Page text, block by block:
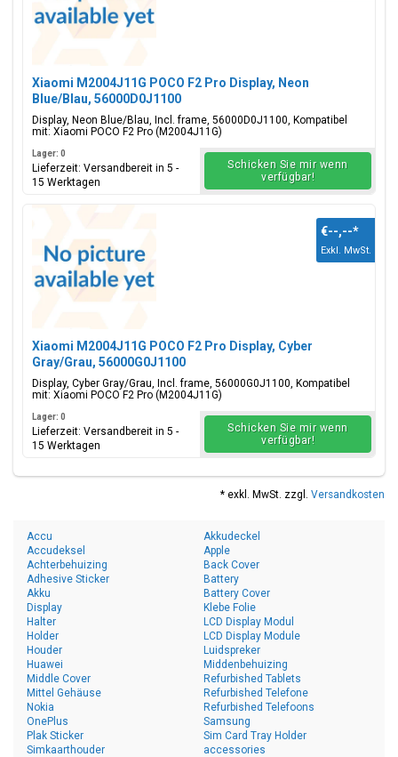
Xiaomi M2004J11G POCO F2 Pro Display, Neon
Blue/Blau, 56000D0J1100
Display, Neon Blue/Blau, Incl. frame, 56000D0J1100, Kompatibel
mit: Xiaomi POCO F2 Pro (M2004J11G)
Lager: 0
Lieferzeit: Versandbereit in 5 -
15 Werktagen
Schicken Sie mir wenn
verfügbar!
Xiaomi M2004J11G POCO F2 Pro Display, Cyber
Gray/Grau, 56000G0J1100
Display, Cyber Gray/Grau, Incl. frame, 56000G0J1100, Kompatibel
mit: Xiaomi POCO F2 Pro (M2004J11G)
€--,--*
Exkl. MwSt.
Lager: 0
Lieferzeit: Versandbereit in 5 -
15 Werktagen
Schicken Sie mir wenn
verfügbar!
* exkl. MwSt. zzgl. Versandkosten
Accu
Accudeksel
Achterbehuizing
Adhesive Sticker
Akku
Akkudeckel
Apple
Back Cover
Battery
Battery Cover
Display
Halter
Holder
Houder
Huawei
Klebe Folie
LCD Display Modul
LCD Display Module
Luidspreker
Middenbehuizing
Middle Cover
Mittel Gehäuse
Nokia
OnePlus
Plak Sticker
Refurbished Tablets
Refurbished Telefone
Refurbished Telefoons
Samsung
Sim Card Tray Holder
Simkaarthouder
accessories